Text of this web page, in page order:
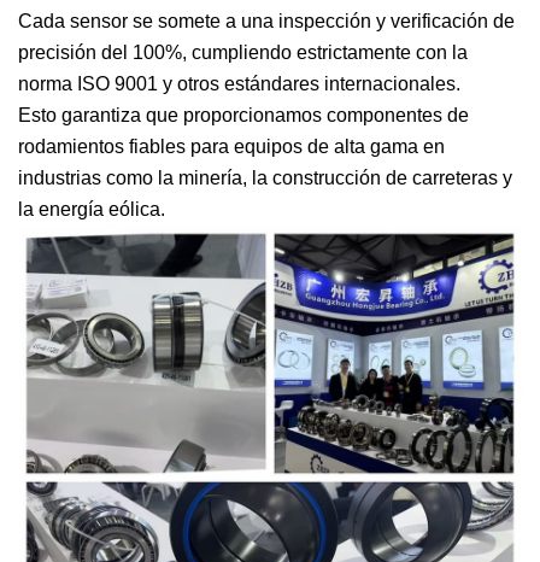
Cada sensor se somete a una inspección y verificación de
precisión del 100%, cumpliendo estrictamente con la
norma ISO 9001 y otros estándares internacionales.
Esto garantiza que proporcionamos componentes de
rodamientos fiables para equipos de alta gama en
industrias como la minería, la construcción de carreteras y
la energía eólica.